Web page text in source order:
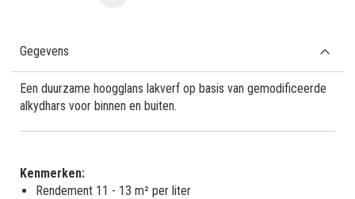
Gegevens
Een duurzame hoogglans lakverf op basis van gemodificeerde
alkydhars voor binnen en buiten.
Kenmerken:
Rendement 11 - 13 m² per liter